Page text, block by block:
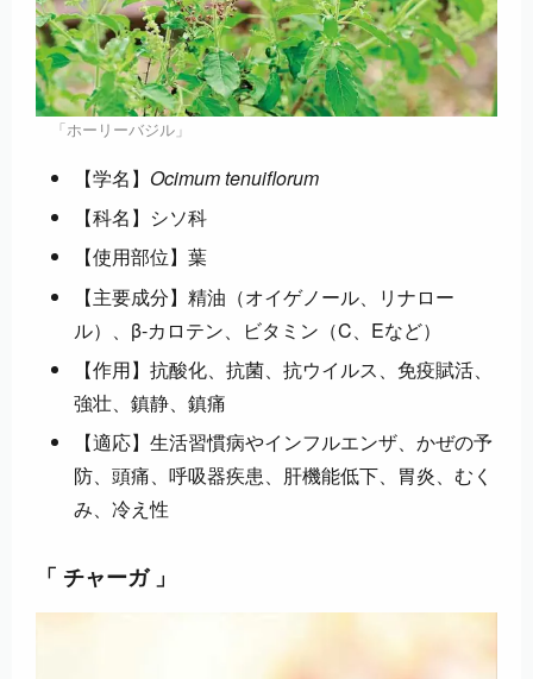
「ホーリーバジル」
【学名】 Ocimum tenuiflorum
【科名】シソ科
【使用部位】葉
【主要成分】精油（オイゲノール、リナロー
ル）、β-カロテン、ビタミン（C、Eなど）
【作用】抗酸化、抗菌、抗ウイルス、免疫賦活、
強壮、鎮静、鎮痛
【適応】生活習慣病やインフルエンザ、かぜの予
防、頭痛、呼吸器疾患、肝機能低下、胃炎、むく
み、冷え性
「 チャーガ 」